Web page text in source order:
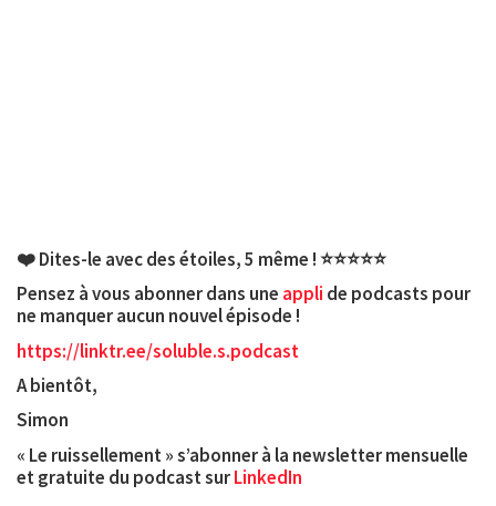
❤️ Dites-le avec des étoiles, 5 même ! ⭐️⭐️⭐️⭐️⭐️
Pensez à vous abonner dans une appli de podcasts pour
ne manquer aucun nouvel épisode !
https://linktr.ee/soluble.s.podcast
A bientôt,
Simon
« Le ruissellement »s’abonner à la newsletter mensuelle
et gratuite du podcast surLinkedIn